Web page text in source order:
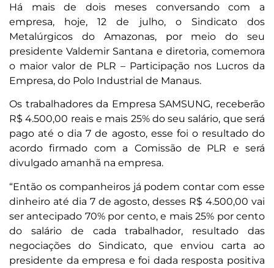
Há mais de dois meses conversando com a
empresa, hoje, 12 de julho, o Sindicato dos
Metalúrgicos do Amazonas, por meio do seu
presidente Valdemir Santana e diretoria, comemora
o maior valor de PLR – Participação nos Lucros da
Empresa, do Polo Industrial de Manaus.
Os trabalhadores da Empresa SAMSUNG, receberão
R$ 4.500,00 reais e mais 25% do seu salário, que será
pago até o dia 7 de agosto, esse foi o resultado do
acordo firmado com a Comissão de PLR e será
divulgado amanhã na empresa.
“Então os companheiros já podem contar com esse
dinheiro até dia 7 de agosto, desses R$ 4.500,00 vai
ser antecipado 70% por cento, e mais 25% por cento
do salário de cada trabalhador, resultado das
negociações do Sindicato, que enviou carta ao
presidente da empresa e foi dada resposta positiva